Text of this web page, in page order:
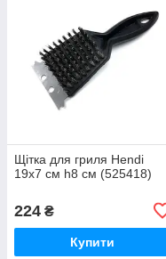
Щітка для гриля Hendi
19х7 см h8 см (525418)
224 ₴
Купити